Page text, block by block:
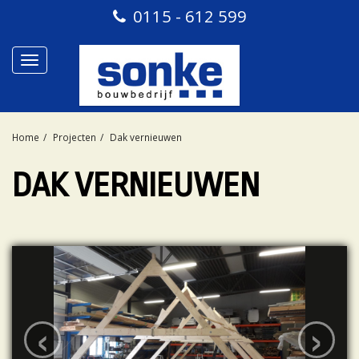
0115 - 612 599
Toggle
Home Projecten Dak vernieuwen
DAK VERNIEUWEN
‹ ›